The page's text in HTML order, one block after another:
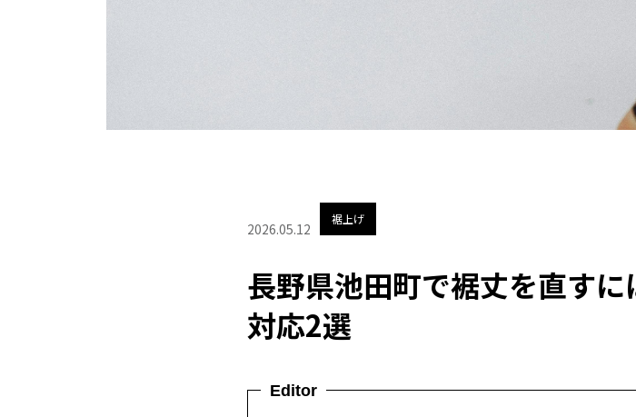
2026.05.12
裾上げ
長野県池田町で裾丈を直す
対応2選
Editor